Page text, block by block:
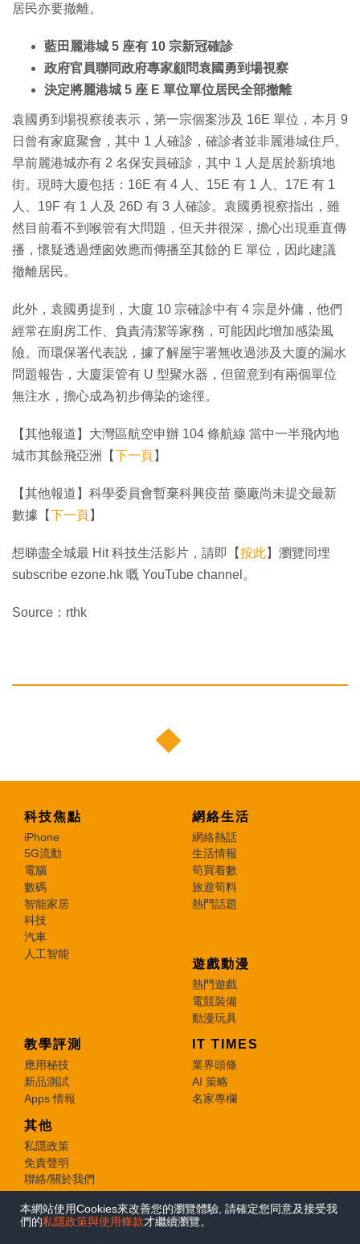
本網站使用Cookies來改善您的瀏覽體驗, 請確定您同意及接受我
們的私隱政策與使用條款才繼續瀏覽。
居民亦要撤離。
藍田麗港城 5 座有 10 宗新冠確診
政府官員聯同政府專家顧問袁國勇到場視察
決定將麗港城 5 座 E 單位單位居民全部撤離
袁國勇到場視察後表示，第一宗個案涉及 16E 單位，本月 9
日曾有家庭聚會，其中 1 人確診，確診者並非麗港城住戶。
早前麗港城亦有 2 名保安員確診，其中 1 人是居於新填地
街。現時大廈包括：16E 有 4 人、15E 有 1 人、17E 有 1
人、19F 有 1 人及 26D 有 3 人確診。袁國勇視察指出，雖
然目前看不到喉管有大問題，但天井很深，擔心出現垂直傳
播，懷疑透過煙囪效應而傳播至其餘的 E 單位，因此建議
撤離居民。
此外，袁國勇提到，大廈 10 宗確診中有 4 宗是外傭，他們
經常在廚房工作、負責清潔等家務，可能因此增加感染風
險。而環保署代表說，據了解屋宇署無收過涉及大廈的漏水
問題報告，大廈渠管有 U 型聚水器，但留意到有兩個單位
無注水，擔心成為初步傳染的途徑。
【其他報道】大灣區航空申辦 104 條航線 當中一半飛內地
城市其餘飛亞洲【下一頁】
【其他報道】科學委員會暫棄科興疫苗 藥廠尚未提交最新
數據【下一頁】
想睇盡全城最 Hit 科技生活影片，請即【按此】瀏覽同埋
subscribe ezone.hk 嘅 YouTube channel。
Source：rthk
科技焦點
iPhone
5G流動
電腦
數碼
智能家居
科技
汽車
人工智能
網絡生活
網絡熱話
生活情報
筍買着數
旅遊筍料
熱門話題
遊戲動漫
熱門遊戲
電競裝備
動漫玩具
教學評測
應用秘技
新品測試
Apps 情報
IT TIMES
業界頭條
AI 策略
名家專欄
其他
私隱政策
免責聲明
聯絡/關於我們
© 2026 e-zone. All Rights Reserved.